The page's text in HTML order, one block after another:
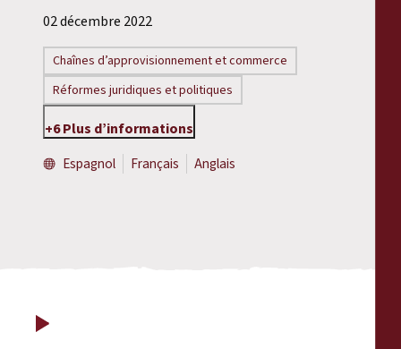
02 décembre 2022
Chaînes d’approvisionnement et commerce
Réformes juridiques et politiques
+6 Plus d’informations
Espagnol
Français Anglais